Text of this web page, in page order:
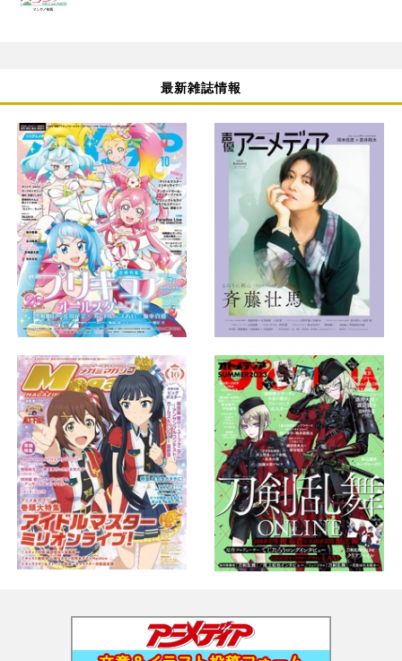
最新雑誌情報